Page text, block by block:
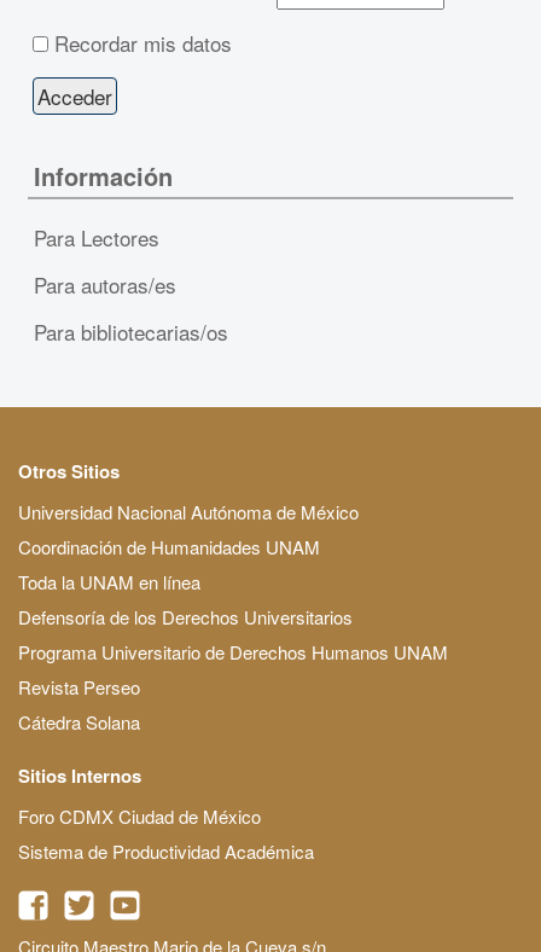
Recordar mis datos
Información
Para Lectores
Para autoras/es
Para bibliotecarias/os
Otros Sitios
Universidad Nacional Autónoma de México
Coordinación de Humanidades UNAM
Toda la UNAM en línea
Defensoría de los Derechos Universitarios
Programa Universitario de Derechos Humanos UNAM
Revista Perseo
Cátedra Solana
Sitios Internos
Foro CDMX Ciudad de México
Sistema de Productividad Académica
Circuito Maestro Mario de la Cueva s/n